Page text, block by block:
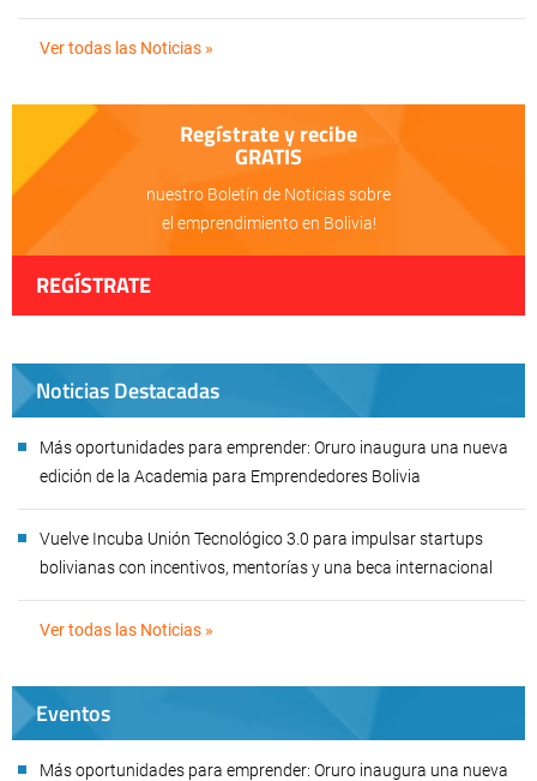
Ver todas las Noticias »
Regístrate y recibe
GRATIS
nuestro Boletín de Noticias sobre
el emprendimiento en Bolivia!
REGÍSTRATE
Noticias Destacadas
Más oportunidades para emprender: Oruro inaugura una nueva
edición de la Academia para Emprendedores Bolivia
Vuelve Incuba Unión Tecnológico 3.0 para impulsar startups
bolivianas con incentivos, mentorías y una beca internacional
Ver todas las Noticias »
Eventos
Más oportunidades para emprender: Oruro inaugura una nueva